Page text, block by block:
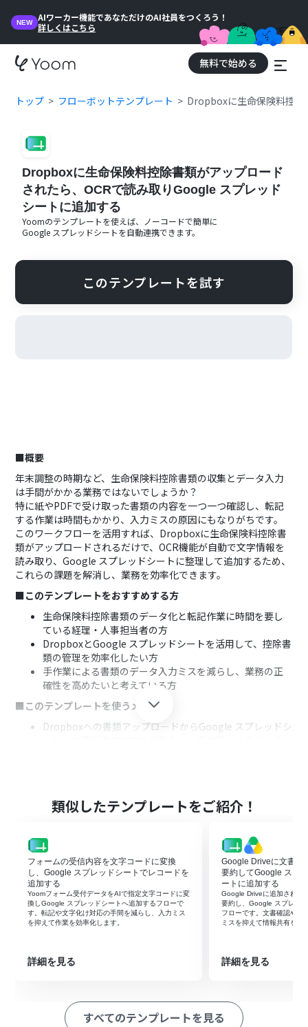
NEW
AIワーカー機能であなただけのAI社員をつくろう！
詳しくはこちら
無料で始める
トップ フローボットテンプレート Dropboxに生命保険料控除
Dropboxに生命保険料控除書類がアップロード
されたら、OCRで読み取りGoogle スプレッド
シートに追加する
Yoomのテンプレートを使えば、ノーコードで簡単に
Google スプレッドシートを自動連携できます。
このテンプレートを試す
■概要
年末調整の時期など、生命保険料控除書類の収集とデータ入力
は手間がかかる業務ではないでしょうか？
特に紙やPDFで受け取った書類の内容を一つ一つ確認し、転記
する作業は時間もかかり、入力ミスの原因にもなりがちです。
このワークフローを活用すれば、Dropboxに生命保険料控除書
類がアップロードされるだけで、OCR機能が自動で文字情報を
読み取り、Google スプレッドシートに整理して追加するため、
これらの課題を解消し、業務を効率化できます。
■このテンプレートをおすすめする方
生命保険料控除書類のデータ化と転記作業に時間を要し
ている経理・人事担当者の方
DropboxとGoogle スプレッドシートを活用して、控除書
類の管理を効率化したい方
手作業による書類のデータ入力ミスを減らし、業務の正
確性を高めたいと考えている方
■このテンプレートを使うメリット
Dropboxへの書類アップロードからGoogle スプレッドシ
■フローボットの流れ
はじめに、DropboxとGoogle スプレッドシートをYoom
と連携します。
次に、トリガーでDropboxを選択し、「特定のフォルダ
内でファイルが作成または更新されたら」というアクショ
ンを設定し、監視対象のフォルダを指定します。
次に、オペレーションでDropboxの「ファイルをダウン
ロード」アクションを設定し、トリガーで検知したファイ
字を読み取る」アクションを設定し、ダウンロードしたフ
「レコードを追加する」アクションを設定し、OCRで読
み取った情報を指定のシートに追加します。
類似したテンプレートをご紹介！
フォームの受信内容を文字コードに変換
し、Google スプレッドシートでレコードを
追加する
Yoomフォーム受付データをAIで指定文字コードに変
換しGoogle スプレッドシートへ追加するフローで
す。転記や文字化け対応の手間を減らし、入力ミス
を抑えて作業を効率化します。
詳細を見る
Google Driveに文書が
要約してGoogle スプ
ートに追加する
Google Driveに追加された
要約し、Google スプレッ
フローです。文書確認や転
ミスを抑えて情報共有を早
詳細を見る
すべてのテンプレートを見る